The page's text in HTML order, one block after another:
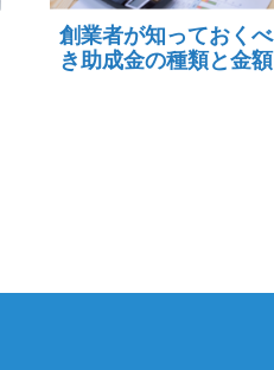
創業者が知っておくべ
き助成金の種類と金額